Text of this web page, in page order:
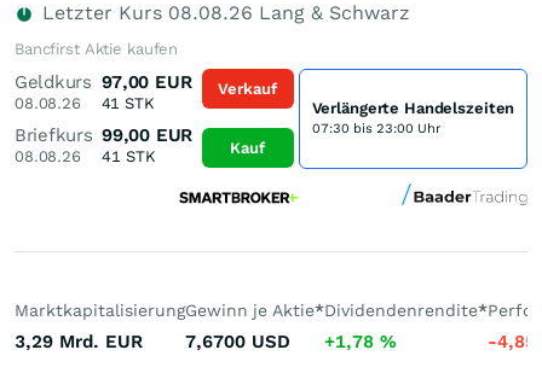
Letzter Kurs 08.08.26 Lang & Schwarz
Bancfirst Aktie kaufen
Geldkurs
08.08.26
97,00 EUR
41 STK
Briefkurs
08.08.26
99,00 EUR
41 STK
Verkauf
Kauf
Verlängerte Handelszeiten
07:30 bis 23:00 Uhr
Marktkapitalisierung
3,29 Mrd. EUR
Gewinn je Aktie*
7,6700 USD
Dividendenrendite*
+1,78 % -4,85